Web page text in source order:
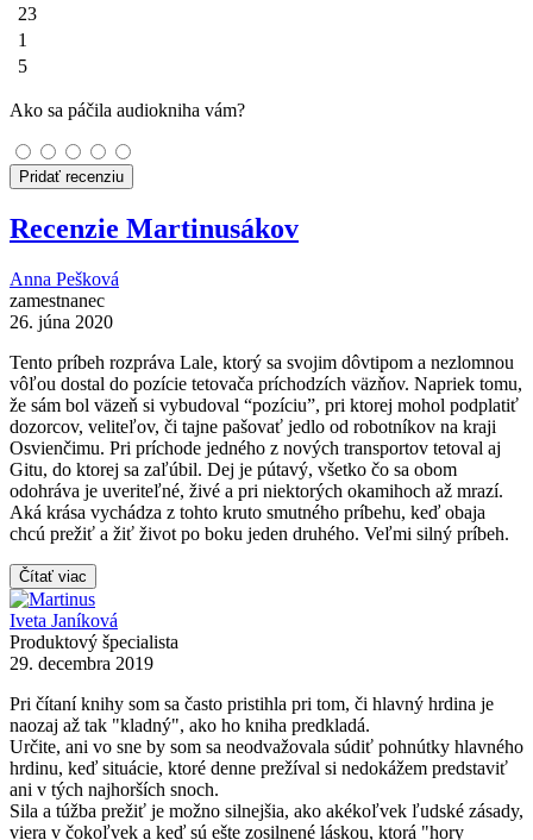
23
1
5
Ako sa páčila audiokniha vám?
Pridať recenziu
Recenzie Martinusákov
Anna Pešková
zamestnanec
26. júna 2020
Tento príbeh rozpráva Lale, ktorý sa svojim dôvtipom a nezlomnou
vôľou dostal do pozície tetovača príchodzích väzňov. Napriek tomu,
že sám bol väzeň si vybudoval “pozíciu”, pri ktorej mohol podplatiť
dozorcov, veliteľov, či tajne pašovať jedlo od robotníkov na kraji
Osvienčimu. Pri príchode jedného z nových transportov tetoval aj
Gitu, do ktorej sa zaľúbil. Dej je pútavý, všetko čo sa obom
odohráva je uveriteľné, živé a pri niektorých okamihoch až mrazí.
Aká krása vychádza z tohto kruto smutného príbehu, keď obaja
chcú prežiť a žiť život po boku jeden druhého. Veľmi silný príbeh.
Čítať viac
Iveta Janíková
Produktový špecialista
29. decembra 2019
Pri čítaní knihy som sa často pristihla pri tom, či hlavný hrdina je
naozaj až tak "kladný", ako ho kniha predkladá.
Určite, ani vo sne by som sa neodvažovala súdiť pohnútky hlavného
hrdinu, keď situácie, ktoré denne prežíval si nedokážem predstaviť
ani v tých najhorších snoch.
Sila a túžba prežiť je možno silnejšia, ako akékoľvek ľudské zásady,
viera v čokoľvek a keď sú ešte zosilnené láskou, ktorá "hory